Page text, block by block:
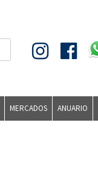
MERCADOS ANUARIO